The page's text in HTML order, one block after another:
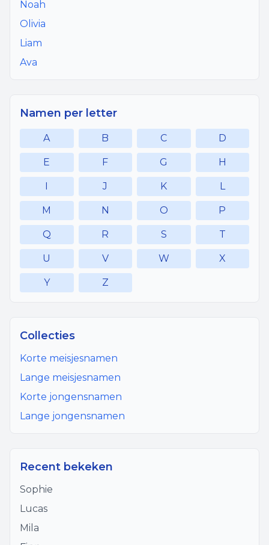
Noah
Olivia
Liam
Ava
Namen per letter
A B C D
E F G H
I J K L
M N O P
Q R S T
U V W X
Y Z
Collecties
Korte meisjesnamen
Lange meisjesnamen
Korte jongensnamen
Lange jongensnamen
Recent bekeken
Sophie
Lucas
Mila